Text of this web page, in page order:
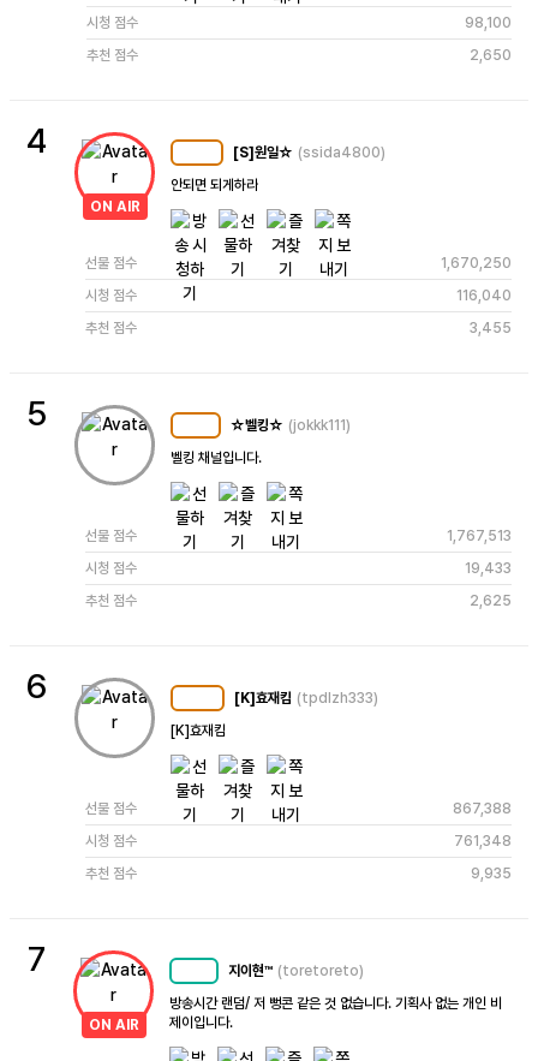
시청 점수
98,100
추천 점수
2,650
4
ON AIR
[S]원일☆ (ssida4800)
안되면 되게하라
선물 점수
1,670,250
시청 점수
116,040
추천 점수
3,455
5 ☆벨킹☆ (jokkk111)
벨킹 채널입니다.
선물 점수
1,767,513
시청 점수
19,433
추천 점수
2,625
6 [K]효재킴 (tpdlzh333)
선물 점수
867,388
시청 점수
761,348
추천 점수
9,935
7
ON AIR
지이현™ (toretoreto)
방송시간 랜덤/ 저 뻥콘 같은 것 없습니다. 기획사 없는 개인 비
제이입니다.